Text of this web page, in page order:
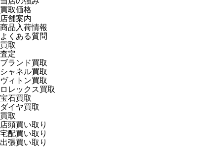
買取価格
店舗案内
商品入荷情報
よくある質問
買取
査定
ブランド買取
シャネル買取
ヴィトン買取
ロレックス買取
宝石買取
ダイヤ買取
買取
店頭買い取り
宅配買い取り
出張買い取り